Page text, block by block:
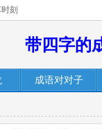
刻
带四字的
成语对对子